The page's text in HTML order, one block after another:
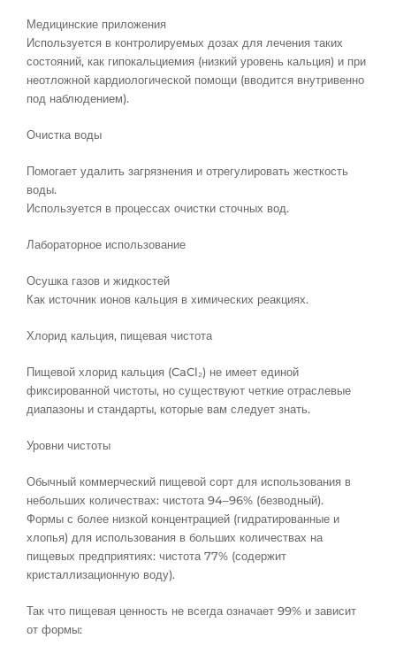
Медицинские приложения
Используется в контролируемых дозах для лечения таких
состояний, как гипокальциемия (низкий уровень кальция) и при
неотложной кардиологической помощи (вводится внутривенно
под наблюдением).
Очистка воды
Помогает удалить загрязнения и отрегулировать жесткость
воды.
Используется в процессах очистки сточных вод.
Лабораторное использование
Осушка газов и жидкостей
Как источник ионов кальция в химических реакциях.
Хлорид кальция, пищевая чистота
Пищевой хлорид кальция (CaCl₂) не имеет единой
фиксированной чистоты, но существуют четкие отраслевые
диапазоны и стандарты, которые вам следует знать.
Уровни чистоты
Обычный коммерческий пищевой сорт для использования в
небольших количествах: чистота 94–96% (безводный).
Формы с более низкой концентрацией (гидратированные и
хлопья) для использования в больших количествах на
пищевых предприятиях: чистота 77% (содержит
кристаллизационную воду).
Так что пищевая ценность не всегда означает 99% и зависит
от формы: